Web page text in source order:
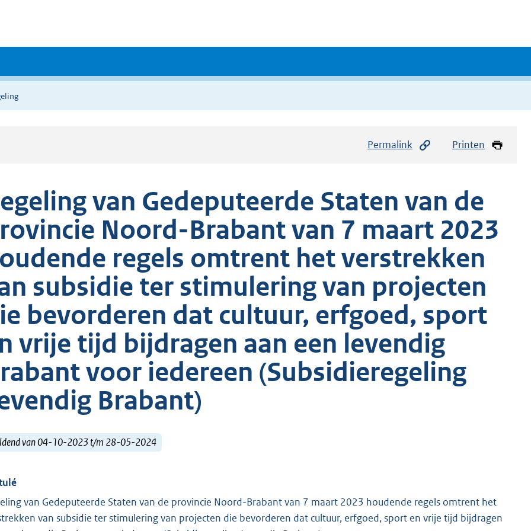
Permalink Printen
van Gedeputeerde Staten van de
Noord-Brabant van 7 maart 2023
regels omtrent het verstrekken
subsidie ter stimulering van projecten
bevorderen dat cultuur, erfgoed, sport
vrije tijd bijdragen aan een levendig
voor iedereen (Subsidieregeling
Brabant)
van 04-10-2023 t/m 28-05-2024
van Gedeputeerde Staten van de provincie Noord-Brabant van 7 maart 2023 houdende regels omtrent het
van subsidie ter stimulering van projecten die bevorderen dat cultuur, erfgoed, sport en vrije tijd bijdragen